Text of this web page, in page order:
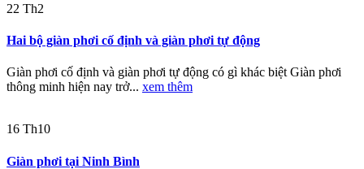
22 Th2
Hai bộ giàn phơi cố định và giàn phơi tự động
Giàn phơi cố định và giàn phơi tự động có gì khác biệt Giàn phơi
thông minh hiện nay trở... xem thêm
16 Th10
Giàn phơi tại Ninh Bình